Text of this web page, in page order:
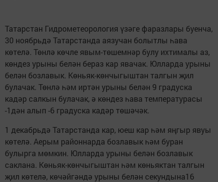
Татарстан Гидрометеорология үзәге фаразлары буенча,
30 ноябрьдә Татарстанда аязучан болытлы һава
көтелә. Төнлә көчле явым-төшемнәр булу ихтималы аз,
көндез урыны белән бераз кар явачак. Юлларда урыны
белән бозлавык. Көньяк-көнчыгыштан талгын җил
булачак. Төнлә һәм иртән урыны белән 9 градуска
кадәр салкын булачак, ә көндез һава температурасы
-1дән алып -6 градуска кадәр төшәчәк.
1 декабрьдә Татарстанда кар, юеш кар һәм яңгыр явуы
көтелә. Аерым районнарда бозлавык һәм буран
булырга мөмкин. Юлларда урыны белән бозлавык
саклана. Көньяк-көнчыгыштан һәм көньяктан талгын
җил көтелә, көчәйгәндә урыны белән секундына16